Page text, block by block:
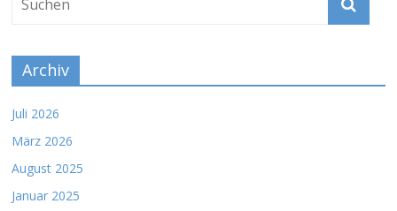
Archiv
Juli 2026
März 2026
August 2025
Januar 2025